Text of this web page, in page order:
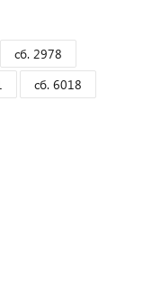
сб. 2978
сб. 6018